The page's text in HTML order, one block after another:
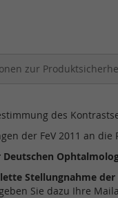
des
der FeV 2011 an
Deutschen
Stellungnahme der
Sie dazu Ihre
zur